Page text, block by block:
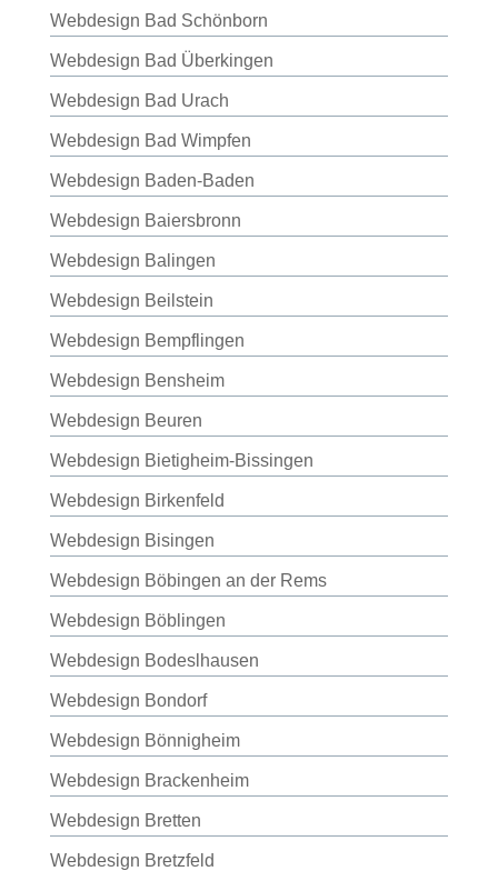
Webdesign Bad Schönborn
Webdesign Bad Überkingen
Webdesign Bad Urach
Webdesign Bad Wimpfen
Webdesign Baden-Baden
Webdesign Baiersbronn
Webdesign Balingen
Webdesign Beilstein
Webdesign Bempflingen
Webdesign Bensheim
Webdesign Beuren
Webdesign Bietigheim-Bissingen
Webdesign Birkenfeld
Webdesign Bisingen
Webdesign Böbingen an der Rems
Webdesign Böblingen
Webdesign Bodeslhausen
Webdesign Bondorf
Webdesign Bönnigheim
Webdesign Brackenheim
Webdesign Bretten
Webdesign Bretzfeld